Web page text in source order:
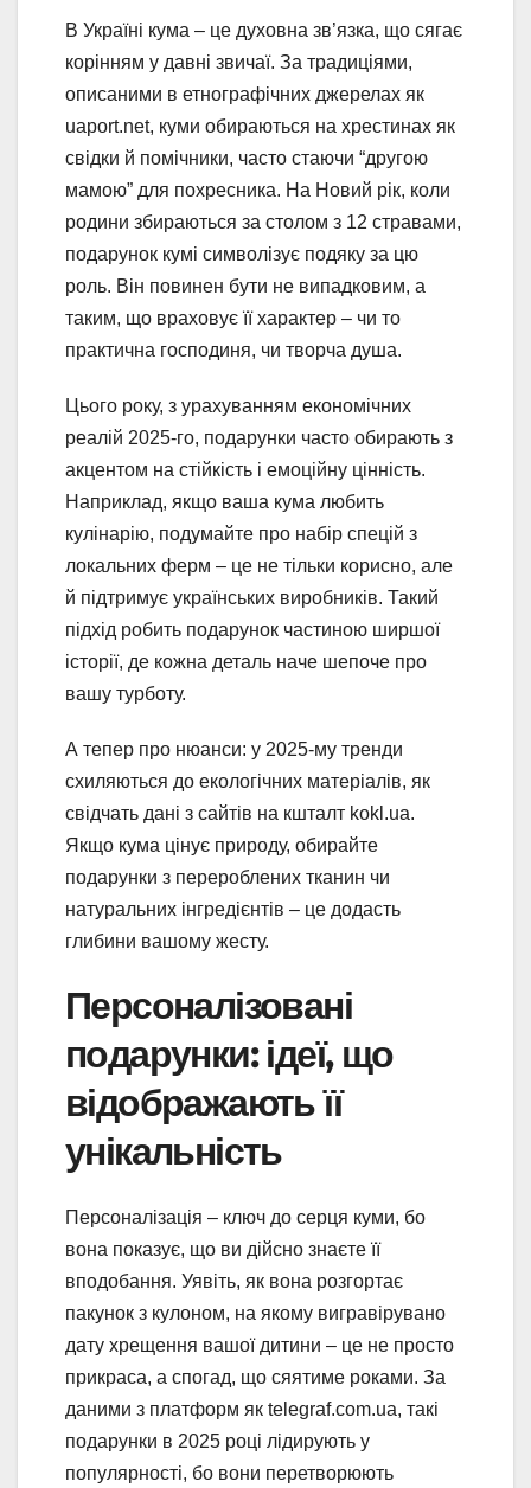
В Україні кума – це духовна зв’язка, що сягає
корінням у давні звичаї. За традиціями,
описаними в етнографічних джерелах як
uaport.net, куми обираються на хрестинах як
свідки й помічники, часто стаючи “другою
мамою” для похресника. На Новий рік, коли
родини збираються за столом з 12 стравами,
подарунок кумі символізує подяку за цю
роль. Він повинен бути не випадковим, а
таким, що враховує її характер – чи то
практична господиня, чи творча душа.
Цього року, з урахуванням економічних
реалій 2025-го, подарунки часто обирають з
акцентом на стійкість і емоційну цінність.
Наприклад, якщо ваша кума любить
кулінарію, подумайте про набір спецій з
локальних ферм – це не тільки корисно, але
й підтримує українських виробників. Такий
підхід робить подарунок частиною ширшої
історії, де кожна деталь наче шепоче про
вашу турботу.
А тепер про нюанси: у 2025-му тренди
схиляються до екологічних матеріалів, як
свідчать дані з сайтів на кшталт kokl.ua.
Якщо кума цінує природу, обирайте
подарунки з перероблених тканин чи
натуральних інгредієнтів – це додасть
глибини вашому жесту.
Персоналізовані
подарунки: ідеї, що
відображають її
унікальність
Персоналізація – ключ до серця куми, бо
вона показує, що ви дійсно знаєте її
вподобання. Уявіть, як вона розгортає
пакунок з кулоном, на якому вигравірувано
дату хрещення вашої дитини – це не просто
прикраса, а спогад, що сяятиме роками. За
даними з платформ як telegraf.com.ua, такі
подарунки в 2025 році лідирують у
популярності, бо вони перетворюють